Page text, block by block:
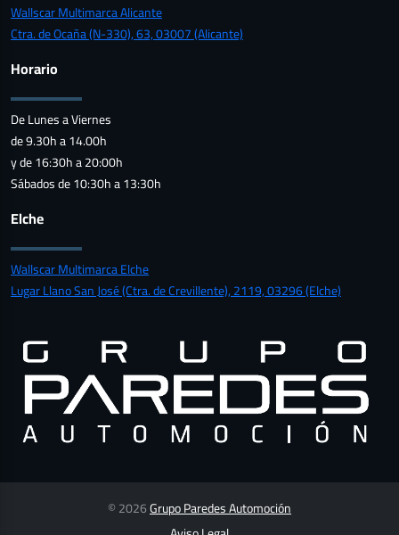
Wallscar Multimarca Alicante
Ctra. de Ocaña (N-330), 63, 03007 (Alicante)
Horario
De Lunes a Viernes
de 9.30h a 14.00h
y de 16:30h a 20:00h
Sábados de 10:30h a 13:30h
Elche
Wallscar Multimarca Elche
Lugar Llano San José (Ctra. de Crevillente), 2119, 03296 (Elche)
© 2026Grupo Paredes Automoción